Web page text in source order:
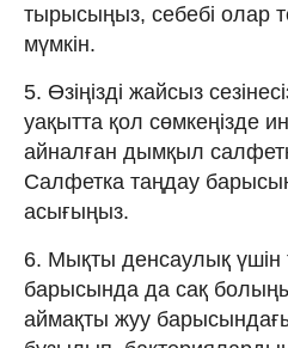
тырысыңыз, себебі олар
мүмкін.
5. Өзіңізді жайсыз
уақытта қол сөмкеңізде
айналған дымқыл
Салфетка таңдау
асығыңыз.
6. Мықты денсаулық үшін
барысында да сақ
аймақты жуу